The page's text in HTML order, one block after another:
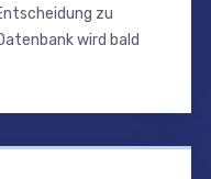
zu
wird bald